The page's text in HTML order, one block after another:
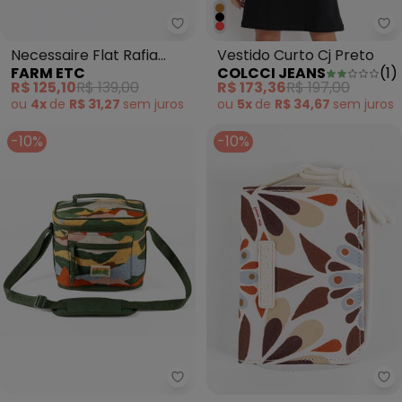
Farm Etc - Necessaire Flat
Necessaire Flat Rafia
Multicolor Verde
FARM ETC
R$ 125,10R$ 139,00
ou 4x de R$ 31,27 sem juros
Vestido Curto Cj Preto
COLCCI JEANS
(1)
R$ 173,36R$ 197,00
ou 5x de R$ 34,67 sem juros
-10%
Farm Etc - Mini Cooler Farofa
-10%